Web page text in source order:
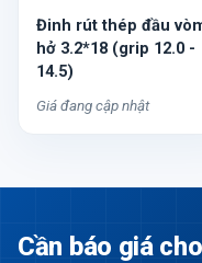
Đinh rút thép đầu
hở 3.2*18 (grip 12.0 -
14.5)
Giá đang cập nhật
Cần báo giá